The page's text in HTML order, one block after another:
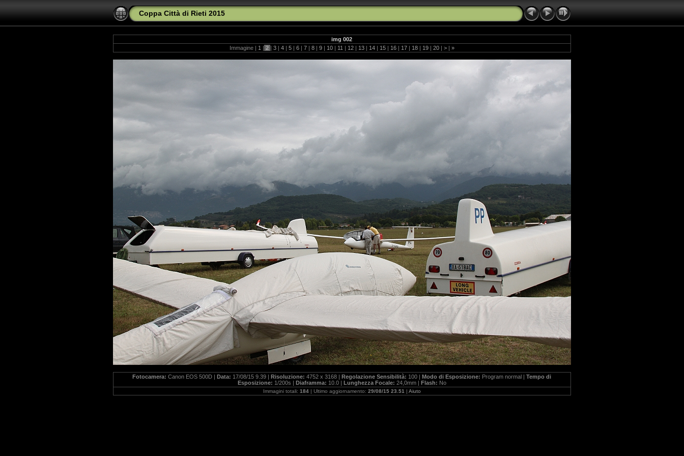
Coppa Città di Rieti 2015
img 002
Immagine | 1 | 2 | 3 | 4 | 5 | 6 | 7 | 8 | 9 | 10 | 11 | 12 | 13 | 14 | 15 | 16 | 17 | 18 | 19 | 20 | > | »
Fotocamera:Canon EOS 500D |Data: 17/08/15 9.39 |Risoluzione:4752 x 3168 |Regolazione Sensibilità: 100 |Modo di Esposizione: Program normal |Tempo di
Esposizione: 1/200s | Diaframma: 10.0 | Lunghezza Focale: 24,0mm | Flash: No
Immagini totali: 184| Ultimo aggiornamento: 29/08/15 23.51 | Aiuto